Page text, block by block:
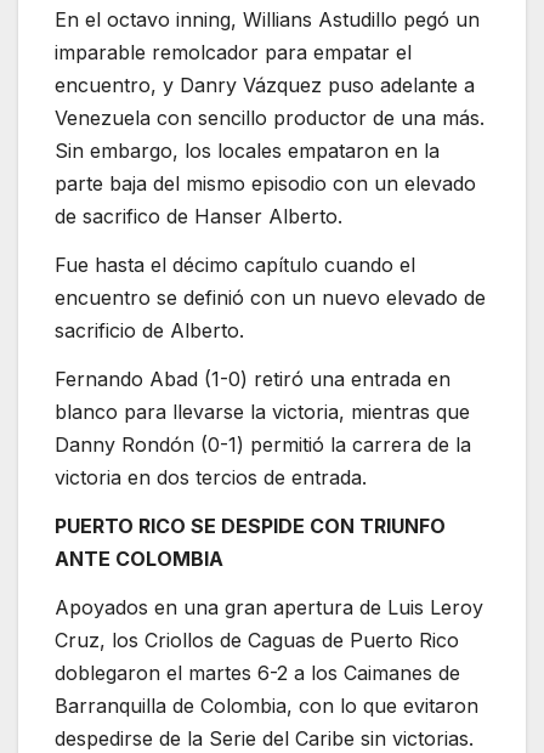
En el octavo inning, Willians Astudillo pegó un
imparable remolcador para empatar el
encuentro, y Danry Vázquez puso adelante a
Venezuela con sencillo productor de una más.
Sin embargo, los locales empataron en la
parte baja del mismo episodio con un elevado
de sacrifico de Hanser Alberto.
Fue hasta el décimo capítulo cuando el
encuentro se definió con un nuevo elevado de
sacrificio de Alberto.
Fernando Abad (1-0) retiró una entrada en
blanco para llevarse la victoria, mientras que
Danny Rondón (0-1) permitió la carrera de la
victoria en dos tercios de entrada.
PUERTO RICO SE DESPIDE CON TRIUNFO
ANTE COLOMBIA
Apoyados en una gran apertura de Luis Leroy
Cruz, los Criollos de Caguas de Puerto Rico
doblegaron el martes 6-2 a los Caimanes de
Barranquilla de Colombia, con lo que evitaron
despedirse de la Serie del Caribe sin victorias.